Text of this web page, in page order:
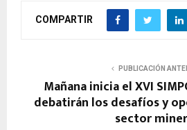
COMPARTIR
PUBLICACIÓN
Mañana inicia el XVI
debatirán los desafíos y
sector